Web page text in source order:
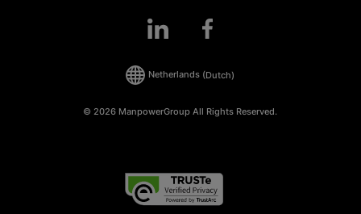
© 2026 ManpowerGroup All Rights Reserved.
Netherlands (Dutch)